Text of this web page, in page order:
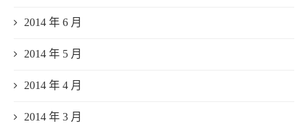
2014 年 6 月
2014 年 5 月
2014 年 4 月
2014 年 3 月